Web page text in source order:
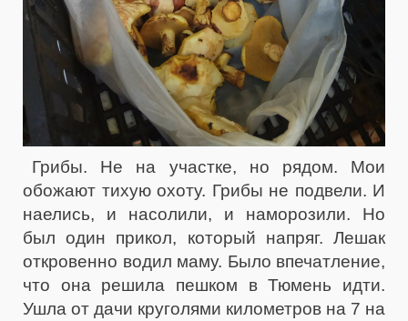
Грибы. Не на участке, но рядом. Мои
обожают тихую охоту. Грибы не подвели. И
наелись, и насолили, и наморозили. Но
был один прикол, который напряг. Лешак
откровенно водил маму. Было впечатление,
что она решила пешком в Тюмень идти.
Ушла от дачи круголями километров на 7 на